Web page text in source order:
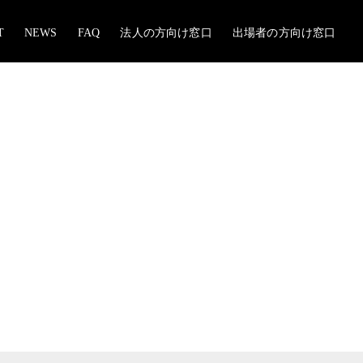
NEWS FAQ 法人の方向け窓口 出場者の方向け窓口